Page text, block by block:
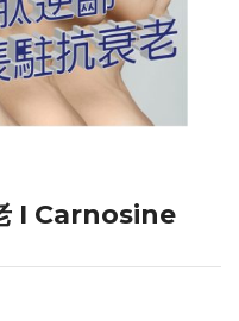
I Carnosine